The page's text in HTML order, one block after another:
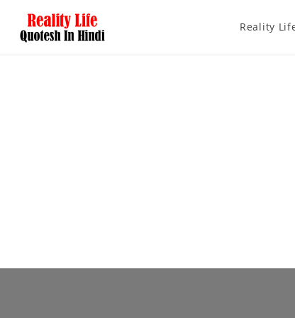
Reality